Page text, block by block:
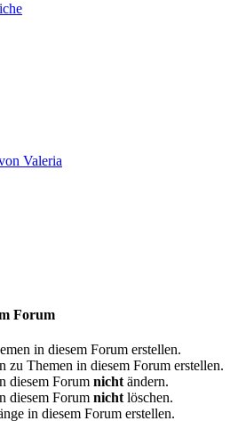
Valeria
Forum
in diesem Forum erstellen.
zu Themen in diesem Forum erstellen.
diesem Forum nicht ändern.
diesem Forum nicht löschen.
in diesem Forum erstellen.